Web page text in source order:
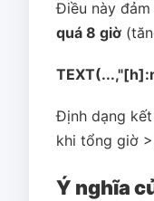
Điều này
quá 8 giờ
Định dạng
khi tổng giờ
Ý nghĩa